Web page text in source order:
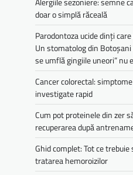
doar o simplă răceală
Parodontoza ucide dinți
Un stomatolog din Botoșani
se umflă gingiile uneori” nu
Cancer colorectal:
investigate rapid
Cum pot proteinele din zer
recuperarea după
Ghid complet: Tot ce
tratarea hemoroizilor